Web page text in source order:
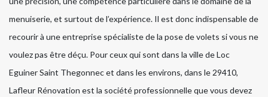
menuiserie, et surtout de l’expérience. Il est donc indispensable de
recourir à une entreprise spécialiste de la pose de volets si vous ne
voulez pas être déçu. Pour ceux qui sont dans la ville de Loc
Eguiner Saint Thegonnec et dans les environs, dans le 29410,
Lafleur Rénovation est la société professionnelle que vous devez